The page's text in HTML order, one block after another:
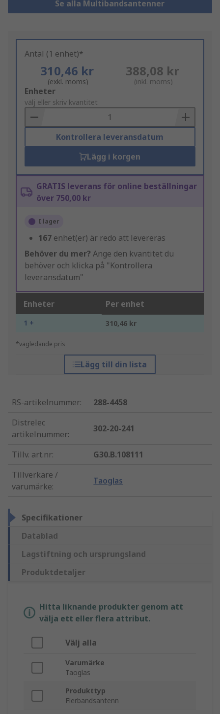
Se alla Multibandsantenner
Antal (1 enhet)*
310,46 kr
(exkl. moms)
388,08 kr
(inkl. moms)
Add
to
Basket
Enheter
välj eller skriv kvantitet
Kontrollera leveransdatum
Lägg i korgen
GRATIS leverans för online beställningar
över 750,00 kr
I lager
167 enhet(er) är redo att levereras
Behöver du mer? Ange den kvantitet du
behöver och klicka på "Kontrollera
leveransdatum"
Enheter Per enhet
1 + 310,46 kr
*vägledande pris
Lägg till din lista
RS-artikelnummer:
288-4458
Distrelec
artikelnummer:
302-20-241
Tillv. art.nr:
G30.B.108111
Tillverkare /
varumärke:
Taoglas
Specifikationer
Datablad
Lagstiftning och ursprungsland
Produktdetaljer
Hitta liknande produkter genom att
välja ett eller flera attribut.
Välj alla
Varumärke
Taoglas
Produkttyp
Flerbandsantenn